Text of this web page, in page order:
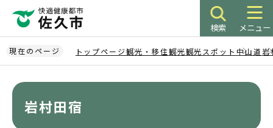
ペ
ー
ジ
検索 メニュー
現在のページ トップページ観光・移住観光観光スポット 中山道 岩
岩村田宿